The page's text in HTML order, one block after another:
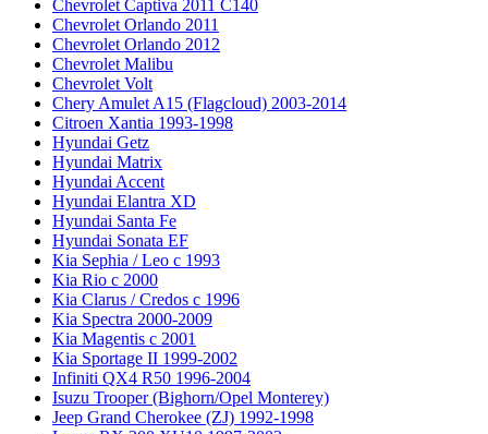
Chevrolet Captiva 2011 C140
Chevrolet Orlando 2011
Chevrolet Orlando 2012
Chevrolet Malibu
Chevrolet Volt
Chery Amulet A15 (Flagcloud) 2003-2014
Citroen Xantia 1993-1998
Hyundai Getz
Hyundai Matrix
Hyundai Accent
Hyundai Elantra XD
Hyundai Santa Fe
Hyundai Sonata EF
Kia Sephia / Leo с 1993
Kia Rio с 2000
Kia Clarus / Credos с 1996
Kia Spectra 2000-2009
Kia Magentis с 2001
Kia Sportage II 1999-2002
Infiniti QX4 R50 1996-2004
Isuzu Trooper (Bighorn/Opel Monterey)
Jeep Grand Cherokee (ZJ) 1992-1998